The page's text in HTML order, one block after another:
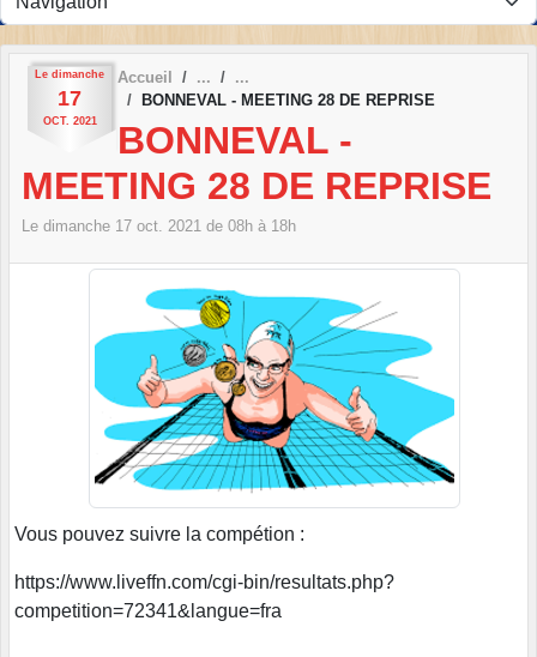
Le dimanche
17
OCT. 2021
Accueil
BONNEVAL - MEETING 28 DE REPRISE
BONNEVAL -
MEETING 28 DE REPRISE
Le dimanche 17 oct. 2021 de 08h à 18h
Vous pouvez suivre la compétion :
https://www.liveffn.com/cgi-bin/resultats.php?
competition=72341&langue=fra